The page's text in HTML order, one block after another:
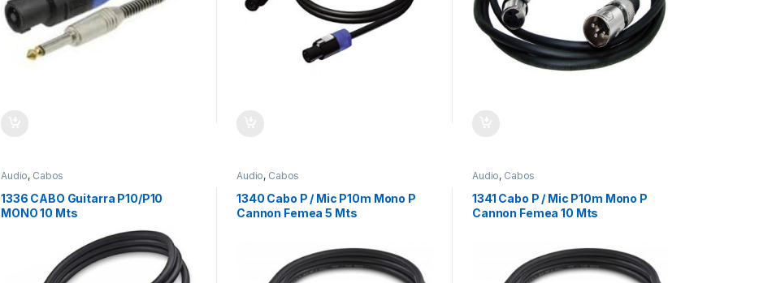
Audio, Cabos
1336 CABO Guitarra P10/P10
MONO 10 Mts
Audio, Cabos
1340 Cabo P / Mic P10m Mono P
Cannon Femea 5 Mts
Audio, Cabos
1341 Cabo P / Mic P10m Mono P
Cannon Femea 10 Mts